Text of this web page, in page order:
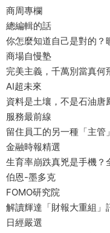
商周專欄
總編輯的話
你怎麼知道自己是對的？
商場自慢塾
完美主義，千萬別當真何
AI超未來
資料是土壤，不是石油唐
服務最前線
留住員工的另一種「主管
金融時報精選
生育率崩跌真兇是手機？
伯恩-墨多克
FOMO研究院
解讀輝達「財報大重組
日經嚴選